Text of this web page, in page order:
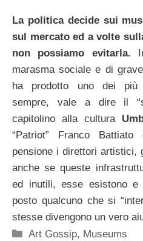
La politica decide sui
sul mercato ed a volte
non possiamo evitarla.
marasma sociale e di
ha prodotto uno dei più
sempre, vale a dire il
capitolino alla cultura
“Patriot” Franco Battiato
pensione i direttori artistici,
anche se queste
ed inutili, esse esistono
posto qualcuno che si
stesse divengono un vero
Categorie
Art Gossip, Museums